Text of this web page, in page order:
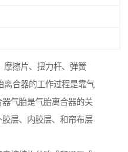
摩擦片、扭力杆、弹簧
离合器的工作过程是靠气
气胎是气胎离合器的关
层、内胶层、和帘布层